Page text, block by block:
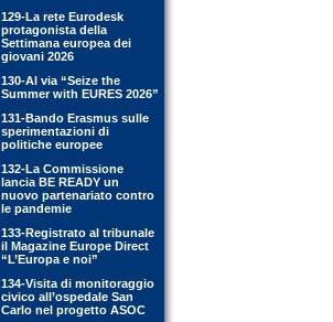
129-La rete Eurodesk
protagonista della
Settimana europea dei
giovani 2026
130-Al via “Seize the
Summer with EURES 2026”
131-Bando Erasmus sulle
sperimentazioni di
politiche europee
132-La Commissione
lancia BE READY un
nuovo partenariato contro
le pandemie
133-Registrato al tribunale
il Magazine Europe Direct
“L’Europa e noi”
134-Visita di monitoraggio
civico all’ospedale San
Carlo nel progetto ASOC